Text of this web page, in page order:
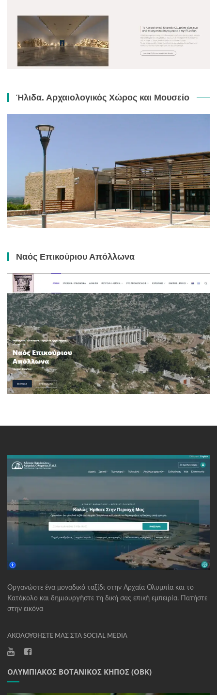
Ήλιδα. Αρχαιολογικός Χώρος και Μουσείο
Ναός Επικούριου Απόλλωνα
Οργανώστε ένα μοναδικό ταξίδι στην Αρχαία Ολυμπία και το
Κατάκολο και δημιουργήστε τη δική σας επική εμπειρία. Πατήστε
στην εικόνα
ΑΚΟΛΟΥΘΉΣΤΕ ΜΑΣ ΣΤΑ SOCIAL MEDIA
ΟΛΥΜΠΙΑΚΌΣ ΒΟΤΑΝΙΚΌΣ ΚΉΠΟΣ (ΟΒΚ)